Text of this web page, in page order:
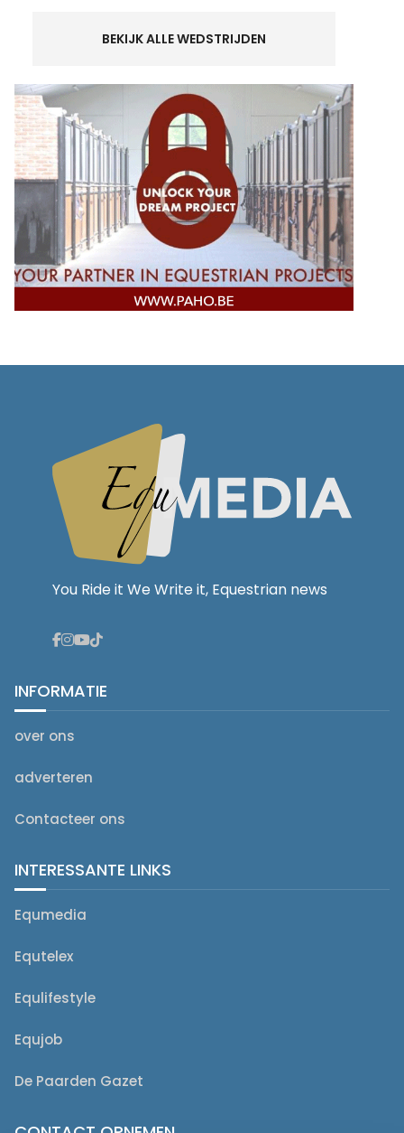
BEKIJK ALLE WEDSTRIJDEN
You Ride it We Write it, Equestrian news
INFORMATIE
over ons
adverteren
Contacteer ons
INTERESSANTE LINKS
Equmedia
Equtelex
Equlifestyle
Equjob
De Paarden Gazet